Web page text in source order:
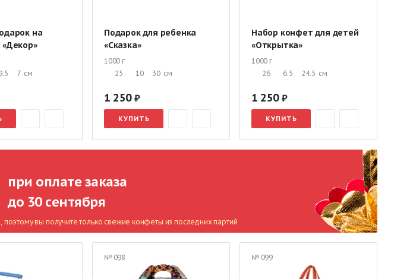
на
7 см
Подарок для ребенка
«Сказка»
1000 г
25
10 30 см
1 250
КУПИТЬ
Набор конфет для детей
«Открытка»
1000 г
26
6.5 24.5 см
1 250
КУПИТЬ
при оплате заказа
до 30 сентября
вы получите только свежие конфеты из последних партий
№ 098 № 099